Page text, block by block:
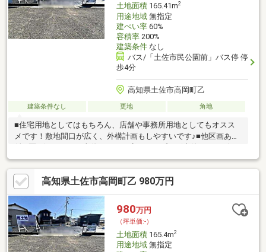
土地面積165.41m2
用途地域無指定
建ぺい率60%
容積率200%
建築条件なし
バス/「土佐市民公園前」バス停 停
歩4分
高知県土佐市高岡町乙
建築条件なし 更地 角地
■住宅用地としてはもちろん、店舗や事務所用地としてもオスス
メです！敷地間口が広く、外構計画もしやすいです♪■他区画あり
(全2区画)■ローソン土佐インター店やサンプラザ土佐ショッピン
グセンターまで徒歩3～4分の距離ですので、毎日のお買い物も
楽々の住環境です。■更地、現況でのお引渡しです。■建築条件な
し！お好きな工務店さんでお家を建てることができます。■建築
時に水道引き込み・水道新設分担金が必要です。詳しくはお問い
合わせください。
高知県土佐市高岡町乙 980万円
980万円
（坪単価:-）
土地面積165.4m2
用途地域無指定